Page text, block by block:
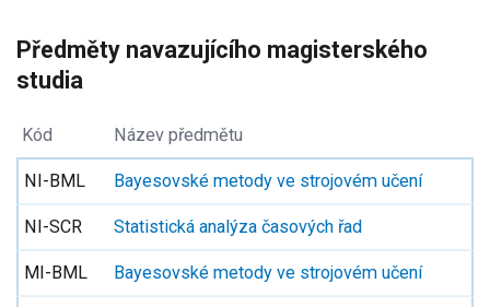
Předměty navazujícího magisterského
studia
Kód Název předmětu
NI-BML Bayesovské metody ve strojovém učení
NI-SCR Statistická analýza časových řad
MI-BML Bayesovské metody ve strojovém učení